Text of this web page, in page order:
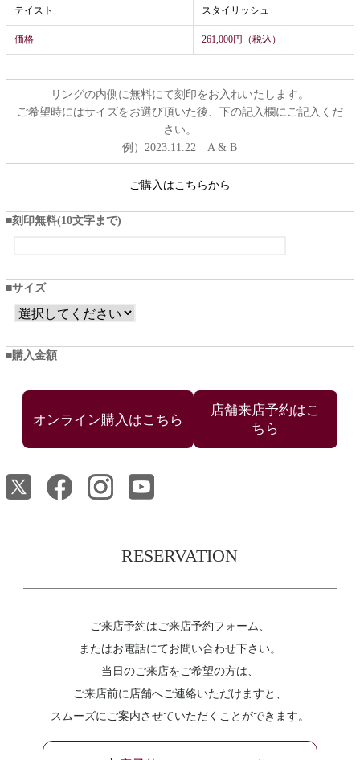
テイスト スタイリッシュ
価格 261,000円（税込）
リングの内側に無料にて刻印をお入れいたします。
ご希望時にはサイズをお選び頂いた後、下の記入欄にご記入くだ
さい。
例）2023.11.22 A & B
ご購入はこちらから
刻印無料(10文字まで)
サイズ
購入金額
店舗来店予約はこ
ちら
RESERVATION
ご来店予約はご来店予約フォーム、
またはお電話にてお問い合わせ下さい。
当日のご来店をご希望の方は、
ご来店前に店舗へご連絡いただけますと、
スムーズにご案内させていただくことができます。